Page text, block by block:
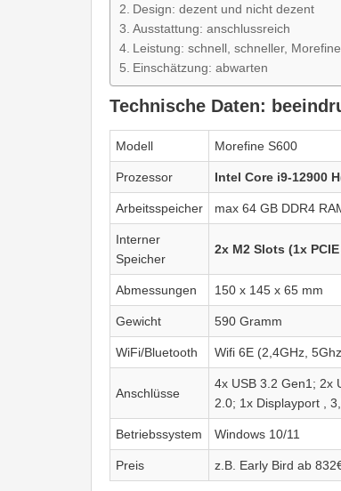
Design: dezent und nicht dezent
Ausstattung: anschlussreich
Leistung: schnell, schneller,
Einschätzung: abwarten
Technische Daten:
Modell Morefine S600
Prozessor Intel Core i9-12900
Arbeitsspeicher max 64 GB DDR4
Interner
Speicher
2x M2 Slots (1x
Abmessungen 150 x 145 x 65 mm
Gewicht 590 Gramm
WiFi/Bluetooth Wifi 6E (2,4GHz,
Anschlüsse
4x USB 3.2 Gen1; 2x
2.0; 1x Displayport ,
Betriebssystem Windows 10/11
Preis z.B. Early Bird ab